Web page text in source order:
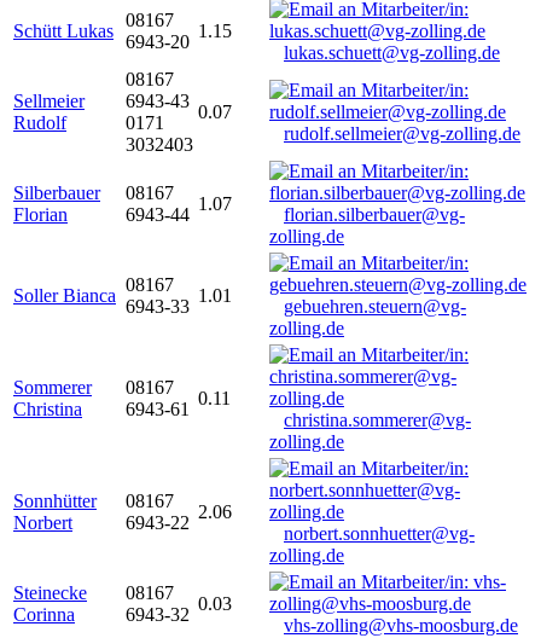
Schütt Lukas
08167
6943-20
1.15
lukas.schuett@vg-zolling.de
Sellmeier
Rudolf
08167
6943-43
0171
3032403
0.07
rudolf.sellmeier@vg-zolling.de
Silberbauer
Florian
08167
6943-44
1.07
florian.silberbauer@vg-
zolling.de
Soller Bianca
08167
6943-33
1.01
gebuehren.steuern@vg-
zolling.de
Sommerer
Christina
08167
6943-61
0.11
christina.sommerer@vg-
zolling.de
Sonnhütter
Norbert
08167
6943-22
2.06
norbert.sonnhuetter@vg-
zolling.de
Steinecke
Corinna
08167
6943-32
0.03
vhs-zolling@vhs-moosburg.de